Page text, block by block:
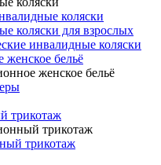
коляски
коляски для взрослых
инвалидные коляски
женское бельё
женское бельё
трикотаж
трикотаж
трикотаж